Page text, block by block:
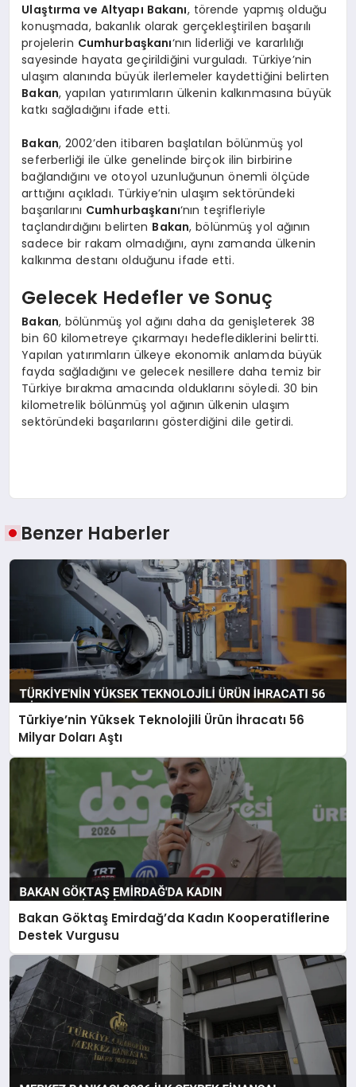
Ulaştırma ve Altyapı Bakanı, törende yapmış olduğu
konuşmada, bakanlık olarak gerçekleştirilen başarılı
projelerin Cumhurbaşkanı‘nın liderliği ve kararlılığı
sayesinde hayata geçirildiğini vurguladı. Türkiye’nin
ulaşım alanında büyük ilerlemeler kaydettiğini belirten
Bakan, yapılan yatırımların ülkenin kalkınmasına büyük
katkı sağladığını ifade etti.
Bakan, 2002’den itibaren başlatılan bölünmüş yol
seferberliği ile ülke genelinde birçok ilin birbirine
bağlandığını ve otoyol uzunluğunun önemli ölçüde
arttığını açıkladı. Türkiye’nin ulaşım sektöründeki
başarılarını Cumhurbaşkanı‘nın teşrifleriyle
taçlandırdığını belirten Bakan, bölünmüş yol ağının
sadece bir rakam olmadığını, aynı zamanda ülkenin
kalkınma destanı olduğunu ifade etti.
Gelecek Hedefler ve Sonuç
Bakan, bölünmüş yol ağını daha da genişleterek 38
bin 60 kilometreye çıkarmayı hedeflediklerini belirtti.
Yapılan yatırımların ülkeye ekonomik anlamda büyük
fayda sağladığını ve gelecek nesillere daha temiz bir
Türkiye bırakma amacında olduklarını söyledi. 30 bin
kilometrelik bölünmüş yol ağının ülkenin ulaşım
sektöründeki başarılarını gösterdiğini dile getirdi.
Benzer Haberler
Türkiye’nin Yüksek Teknolojili Ürün İhracatı 56
Milyar Doları Aştı
Bakan Göktaş Emirdağ’da Kadın Kooperatiflerine
Destek Vurgusu